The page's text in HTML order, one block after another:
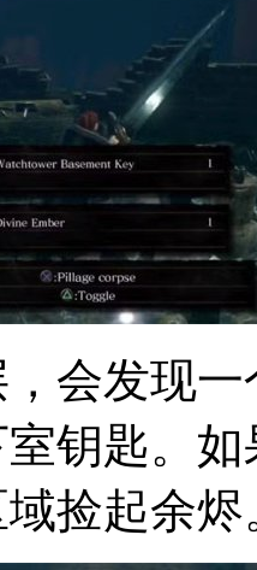
会发现
钥匙。
捡起余烬